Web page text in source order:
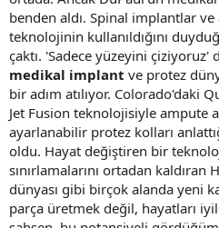
benden aldı. Spinal implantlar
teknolojinin kullanıldığını
çaktı. 'Sadece yüzeyini çiziyoruz'
medikal implant ve protez
bir adım atılıyor. Colorado'daki
Jet Fusion teknolojisiyle ampute
ayarlanabilir protez kolları
oldu. Hayat değiştiren bir
sınırlamalarını ortadan kaldıran
dünyası gibi birçok alanda yeni
parça üretmek değil, hayatları